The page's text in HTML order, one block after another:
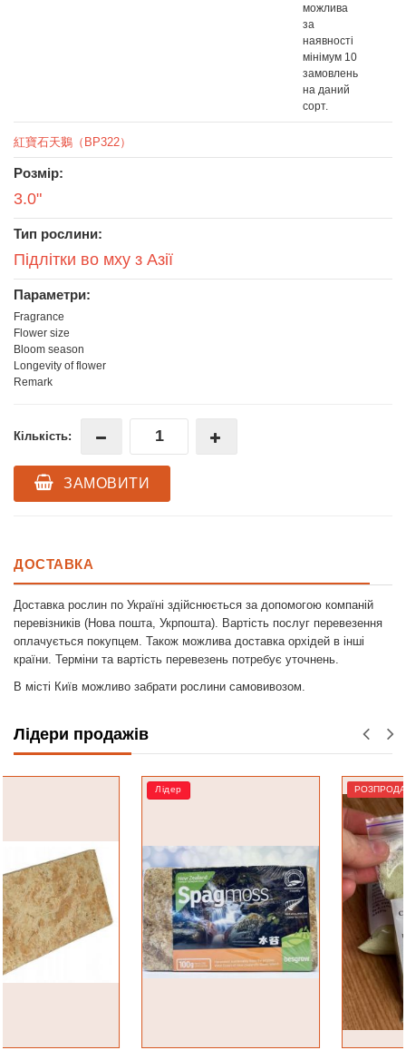
можлива
за
наявності
мінімум 10
замовлень
на даний
сорт.
紅寶石天鵝（BP322）
Розмір:
3.0"
Тип рослини:
Підлітки во мху з Азії
Параметри:
Fragrance
Flower size
Bloom season
Longevity of flower
Remark
Кількість:
ЗАМОВИТИ
ДОСТАВКА
Доставка рослин по Україні здійснюється за допомогою компаній
перевізників (Нова пошта, Укрпошта). Вартість послуг перевезення
оплачується покупцем. Також можлива доставка орхідей в інші
країни. Терміни та вартість перевезень потребує уточнень.
В місті Київ можливо забрати рослини самовивозом.
Лідери продажів